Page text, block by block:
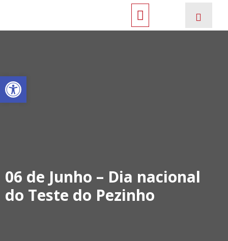
06 de Junho – Dia nacional
do Teste do Pezinho
Open toolbar